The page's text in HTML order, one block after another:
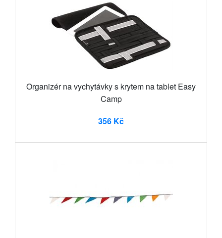
Organizér na vychytávky s krytem na tablet Easy
Camp
356 Kč